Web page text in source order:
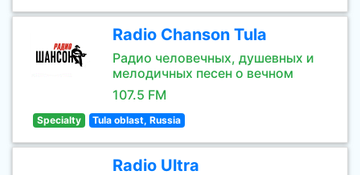
Radio Chanson Tula
Радио человечных, душевных и
мелодичных песен о вечном
107.5 FM
Specialty Tula oblast, Russia
Radio Ultra